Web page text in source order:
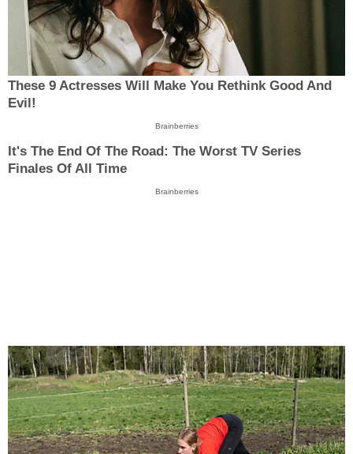
These 9 Actresses Will Make You Rethink Good And
Evil!
Brainberries
It's The End Of The Road: The Worst TV Series
Finales Of All Time
Brainberries